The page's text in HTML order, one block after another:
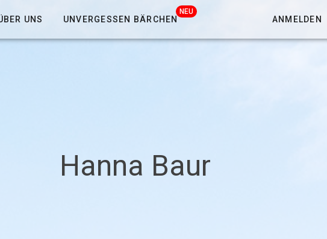
UNS UNVERGESSEN BÄRCHEN
NEU
ANMELDEN
Hanna Baur